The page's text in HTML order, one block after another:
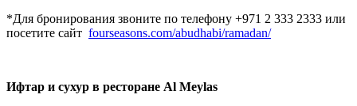
*Для бронирования звоните по телефону +971 2 333 2333 или
посетите сайт fourseasons.com/abudhabi/ramadan/
Ифтар и сухур в ресторане Al Meylas